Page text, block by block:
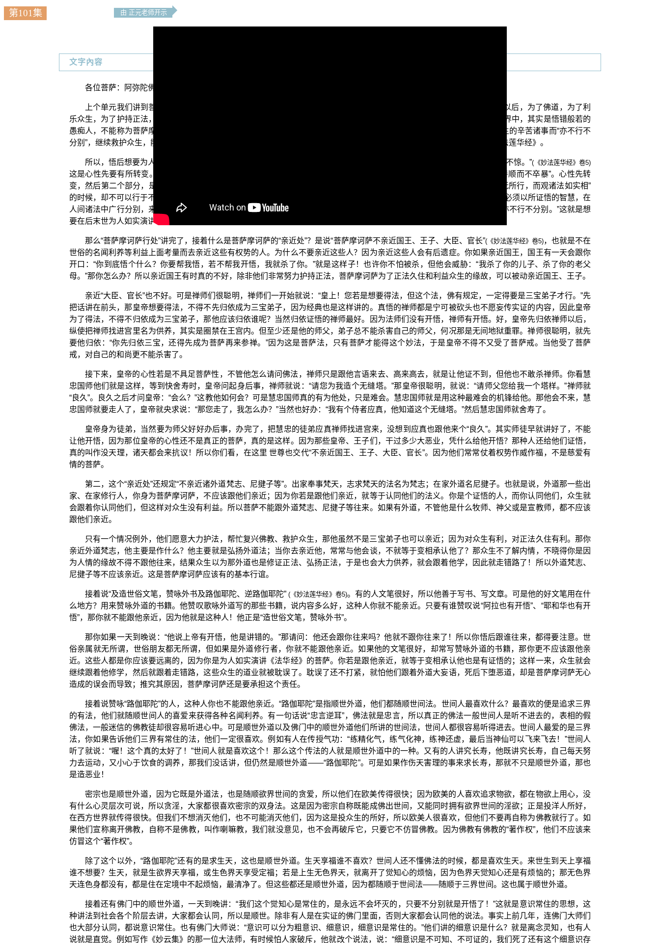
第101集 由 正元老师开示
文字內容
各位菩萨：阿弥陀佛！
上个单元我们讲到菩萨行处要能“观诸法如实相”，虽然如实相是无分别，但如实相的智慧却不是无分别的；在你转依完成以后，为了佛道，为了利
乐众生，为了护持正法，你应该如 世尊的教导：“亦不行不分别。”不可以每天住于不分别的境界中，如果每天住于不分别的境界中，其实是悟错般若的
愚痴人，不能称为菩萨摩诃萨。那么能够遵行 世尊的开示，“观诸法如实相”而了知实相法界的“不分别”境界，又能面对救护众生的辛苦诸事而“亦不行不
分别”，继续救护众生，能这样子作，就称为“菩萨摩诃萨行处”。证悟的菩萨就应该这样行，才有能力与智慧为人如实演讲《妙法莲华经》。
所以，悟后想要为人如实演讲《法华经》，第一个部分就是自己的心性要有所转变：“住忍辱地，柔和善顺而不卒暴，心亦不惊。”(《妙法莲华经》卷5)
这是心性先要有所转变。心性不够坚强的，要坚强起来，不能惊惧；心性暴躁的，不能继续暴躁，要住于“忍辱地”，要“柔和善顺而不卒暴”。心性先转
变，然后第二个部分，是法上证悟之后不能老是住在如来藏的无分别境界里面，因此说，悟后现观实相法界如来藏妙心“于法无所行，而观诸法如实相”
的时候，却不可以行于不分别之中，应该“亦不行不分别”；是所悟的实相法界依旧住于不分别，依旧“于法无所行”，但觉知心却必须以所证悟的智慧，在
人间诸法中广行分别，来为众生广分别诸法，使众生同样可以证入实相无分别、无所行的境界，所以悟后应该依 世尊圣教：“亦不行不分别。”这就是想
要在后末世为人如实演讲《法华经》的人，应该作到的“菩萨摩诃萨行处”的第二个部分。
那么“菩萨摩诃萨行处”讲完了，接着什么是菩萨摩诃萨的“亲近处”？是说“菩萨摩诃萨不亲近国王、王子、大臣、官长”(《妙法莲华经》卷5)，也就是不在
世俗的名闻利养等利益上面考量而去亲近这些有权势的人。为什么不要亲近这些人？因为亲近这些人会有后遗症。你如果亲近国王，国王有一天会跟你
开口：“你到底悟个什么？你要帮我悟，若不帮我开悟，我就杀了你。”就是这样子！也许你不怕被杀，但他会威胁：“我杀了你的儿子、杀了你的老父
母。”那你怎么办？所以亲近国王有时真的不好，除非他们非常努力护持正法，菩萨摩诃萨为了正法久住和利益众生的缘故，可以被动亲近国王、王子。
亲近“大臣、官长”也不好。可是禅师们很聪明，禅师们一开始就说：“皇上！您若是想要得法，但这个法，佛有规定，一定得要是三宝弟子才行。”先
把话讲在前头，那皇帝想要得法，不得不先归依成为三宝弟子，因为经典也是这样讲的。真悟的禅师都是宁可被砍头也不愿妄传实证的内容，因此皇帝
为了得法，不得不归依成为三宝弟子，那他应该归依谁呢？当然归依证悟的禅师最好。因为法师们没有开悟，禅师有开悟。好，皇帝先归依禅师以后，
纵使把禅师找进宫里名为供养，其实是圈禁在王宫内。但至少还是他的师父，弟子总不能杀害自己的师父，何况那是无间地狱重罪。禅师很聪明，就先
要他归依：“你先归依三宝，还得先成为菩萨再来参禅。”因为这是菩萨法，只有菩萨才能得这个妙法，于是皇帝不得不又受了菩萨戒。当他受了菩萨
戒，对自己的和尚更不能杀害了。
接下来，皇帝的心性若是不具足菩萨性，不管他怎么请问佛法，禅师只是跟他言语来去、高来高去，就是让他证不到，但他也不敢杀禅师。你看慧
忠国师他们就是这样，等到快舍寿时，皇帝问起身后事，禅师就说：“请您为我造个无缝塔。”那皇帝很聪明，就说：“请师父您给我一个塔样。”禅师就
“良久”。良久之后才问皇帝：“会么？”这教他如何会？可是慧忠国师真的有为他处，只是难会。慧忠国师就是用这种最难会的机锋给他。那他会不来，慧
忠国师就要走人了，皇帝就央求说：“那您走了，我怎么办？”当然也好办：“我有个侍者应真，他知道这个无缝塔。”然后慧忠国师就舍寿了。
皇帝身为徒弟，当然要为师父好好办后事，办完了，把慧忠的徒弟应真禅师找进宫来，没想到应真也跟他来个“良久”。其实师徒早就讲好了，不能
让他开悟，因为那位皇帝的心性还不是真正的菩萨，真的是这样。因为那些皇帝、王子们，干过多少大恶业，凭什么给他开悟？那种人还给他们证悟，
真的叫作没天理，诸天都会来抗议！所以你们看，在这里 世尊也交代“不亲近国王、王子、大臣、官长”。因为他们常常仗着权势作威作福，不是慈爱有
情的菩萨。
第二，这个“亲近处”还规定“不亲近诸外道梵志、尼揵子等”。出家奉事梵天，志求梵天的法名为梵志；在家外道名尼揵子。也就是说，外道那一些出
家、在家修行人，你身为菩萨摩诃萨，不应该跟他们亲近；因为你若是跟他们亲近，就等于认同他们的法义。你是个证悟的人，而你认同他们，众生就
会跟着你认同他们，但这样对众生没有利益。所以菩萨不能跟外道梵志、尼揵子等往来。如果有外道，不管他是什么牧师、神父或是宣教师，都不应该
跟他们亲近。
只有一个情况例外，他们愿意大力护法，帮忙复兴佛教、救护众生，那他虽然不是三宝弟子也可以亲近；因为对众生有利，对正法久住有利。那你
亲近外道梵志，他主要是作什么？他主要就是弘扬外道法；当你去亲近他，常常与他会谈，不就等于变相承认他了？那众生不了解内情，不晓得你是因
为人情的缘故不得不跟他往来，结果众生以为那外道也是修证正法、弘扬正法，于是也会大力供养，就会跟着他学，因此就走错路了！所以外道梵志、
尼揵子等不应该亲近。这是菩萨摩诃萨应该有的基本行谊。
接着说“及造世俗文笔，赞咏外书及路伽耶陀、逆路伽耶陀” (《妙法莲华经》卷5)。有的人文笔很好，所以他善于写书、写文章。可是他的好文笔用在什
么地方？用来赞咏外道的书籍。他赞叹歌咏外道写的那些书籍，说内容多么好，这种人你就不能亲近。只要有谁赞叹说“阿拉也有开悟”、“耶和华也有开
悟”，那你就不能跟他亲近，因为他就是这种人！他正是“造世俗文笔，赞咏外书”。
那你如果一天到晚说：“他说上帝有开悟，他是讲错的。”那请问：他还会跟你往来吗？他就不跟你往来了！所以你悟后跟谁往来，都得要注意。世
俗亲属就无所谓，世俗朋友都无所谓，但如果是外道修行者，你就不能跟他亲近。如果他的文笔很好，却常写赞咏外道的书籍，那你更不应该跟他亲
近。这些人都是你应该要远离的，因为你是为人如实演讲《法华经》的菩萨。你若是跟他亲近，就等于变相承认他也是有证悟的；这样一来，众生就会
继续跟着他修学，然后就跟着走错路，这些众生的道业就被耽误了。耽误了还不打紧，就怕他们跟着外道大妄语，死后下堕恶道，却是菩萨摩诃萨无心
造成的误会而导致；推究其原因，菩萨摩诃萨还是要承担这个责任。
接着说赞咏“路伽耶陀”的人，这种人你也不能跟他亲近。“路伽耶陀”是指顺世外道，他们都随顺世间法。世间人最喜欢什么？最喜欢的便是追求三界
的有法，他们就随顺世间人的喜爱来获得各种名闻利养。有一句话说“忠言逆耳”，佛法就是忠言，所以真正的佛法一般世间人是听不进去的，表相的假
佛法，一般迷信的佛教徒却很容易听进心中。可是顺世外道以及佛门中的顺世外道他们所讲的世间法，世间人都很容易听得进去。世间人最爱的是三界
法，你如果告诉他们三界有常住的法，他们一定很喜欢。例如有人在传授气功：“练精化气，练气化神，练神还虚，最后当神仙可以飞来飞去！”世间人
听了就说：“喔！这个真的太好了！”世间人就是喜欢这个！那么这个传法的人就是顺世外道中的一种。又有的人讲究长寿，他既讲究长寿，自己每天努
力去运动，又小心于饮食的调养，那我们没话讲，但仍然是顺世外道——“路伽耶陀”。可是如果作伤天害理的事来求长寿，那就不只是顺世外道，那也
是造恶业！
密宗也是顺世外道，因为它既是外道法，也是随顺欲界世间的贪爱，所以他们在欧美传得很快；因为欧美的人喜欢追求物欲，都在物欲上用心，没
有什么心灵层次可说，所以贪淫，大家都很喜欢密宗的双身法。这是因为密宗自称既能成佛出世间，又能同时拥有欲界世间的淫欲；正是投洋人所好，
在西方世界就传得很快。但我们不想消灭他们，也不可能消灭他们，因为这是投众生的所好，所以欧美人很喜欢，但他们不要再自称为佛教就行了。如
果他们宣称离开佛教，自称不是佛教，叫作喇嘛教，我们就没意见，也不会再破斥它，只要它不仿冒佛教。因为佛教有佛教的“著作权”，他们不应该来
仿冒这个“著作权”。
除了这个以外，“路伽耶陀”还有的是求生天，这也是顺世外道。生天享福谁不喜欢？世间人还不懂佛法的时候，都是喜欢生天。来世生到天上享福
谁不想要？生天，就是生欲界天享福，或生色界天享受定福；若是上生无色界天，就离开了觉知心的烦恼，因为色界天觉知心还是有烦恼的；那无色界
天连色身都没有，都是住在定境中不起烦恼，最清净了。但这些都还是顺世外道，因为都随顺于世间法——随顺于三界世间。这也属于顺世外道。
接着还有佛门中的顺世外道，一天到晚讲：“我们这个觉知心是常住的，是永远不会坏灭的，只要不分别就是开悟了！”这就是意识常住的思想，这
种讲法到社会各个阶层去讲，大家都会认同，所以是顺世。除非有人是在实证的佛门里面，否则大家都会认同他的说法。事实上前几年，连佛门大师们
也大部分认同，都说意识常住。也有佛门大师说：“意识可以分为粗意识、细意识，细意识是常住的。”他们讲的细意识是什么？就是离念灵知，也有人
说就是直觉。例如写作《妙云集》的那一位大法师，有时候怕人家破斥，他就改个说法，说：“细意识是不可知、不可证的，我们死了还有这个细意识存